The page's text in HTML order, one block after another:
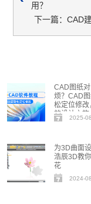
用？
下一篇：CAD
CAD图纸
烦？CAD
松定位修改
效设计之旅
2025-
为3D曲面
浩辰3D教
花
2024-